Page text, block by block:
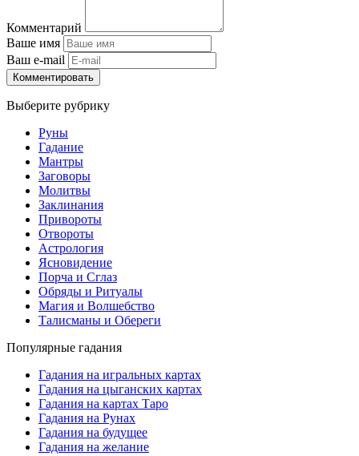
Комментарий
Ваше имя
Ваш e-mail
Комментировать
Выберите рубрику
Руны
Гадание
Мантры
Заговоры
Молитвы
Заклинания
Привороты
Отвороты
Астрология
Ясновидение
Порча и Сглаз
Обряды и Ритуалы
Магия и Волшебство
Талисманы и Обереги
Популярные гадания
Гадания на игральных картах
Гадания на цыганских картах
Гадания на картах Таро
Гадания на Рунах
Гадания на будущее
Гадания на желание